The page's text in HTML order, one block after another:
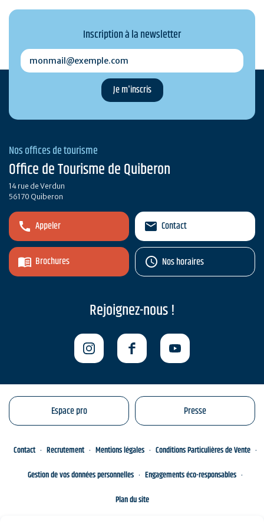
Inscription à la newsletter
monmail@exemple.com
Nos offices de tourisme
Office de Tourisme de Quiberon
14 rue de Verdun
56170 Quiberon
Appeler
Brochures
Contact
Nos horaires
Rejoignez-nous !
Espace pro Presse
Contact Recrutement Mentions légales
Conditions Particulières de Vente
Gestion de vos données personnelles
Engagements éco-responsables
Plan du site